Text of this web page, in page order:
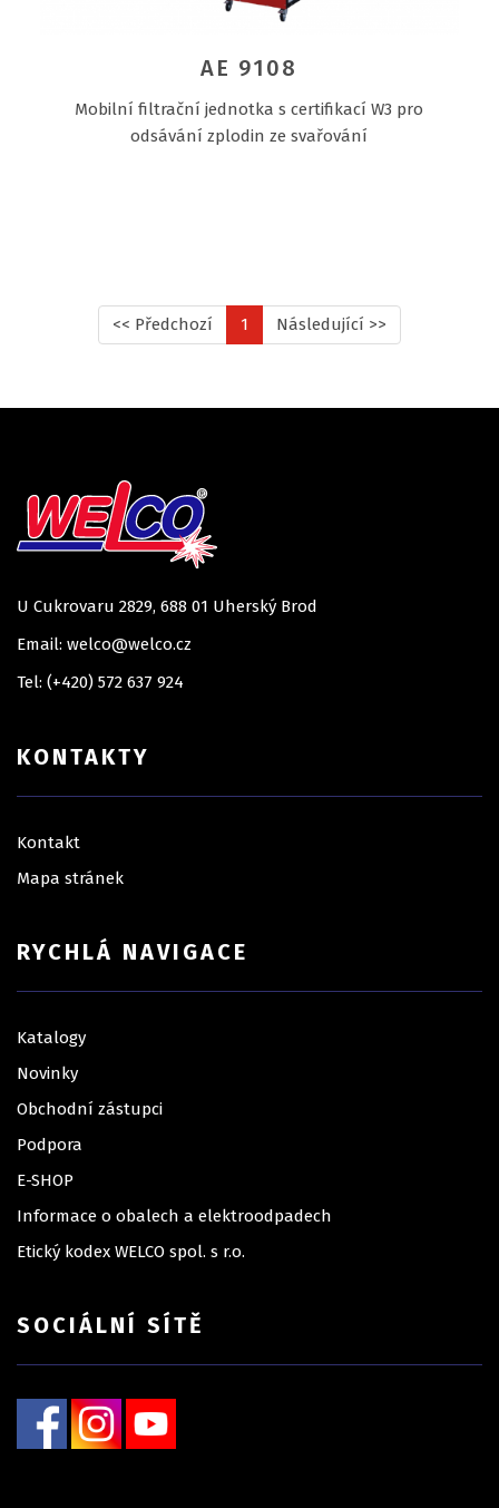
AE 9108
Mobilní filtrační jednotka s certifikací W3 pro
odsávání zplodin ze svařování
<< Předchozí 1 Následující >>
U Cukrovaru 2829, 688 01 Uherský Brod
Email: welco@welco.cz
Tel: (+420) 572 637 924
KONTAKTY
Kontakt
Mapa stránek
RYCHLÁ NAVIGACE
Katalogy
Novinky
Obchodní zástupci
Podpora
E-SHOP
Informace o obalech a elektroodpadech
Etický kodex WELCO spol. s r.o.
SOCIÁLNÍ SÍTĚ